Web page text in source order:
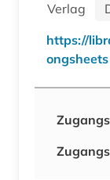
Verlag
https://
ongsheets